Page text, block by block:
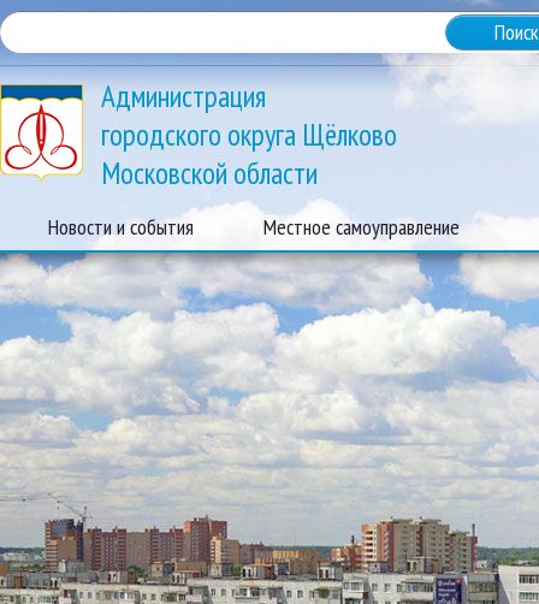
Администрация
городского округа Щёлково
Московской области
Новости и события Местное самоуправление